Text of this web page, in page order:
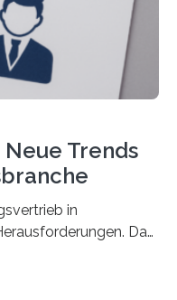
Trends
in
Das
Lukas Linnenbrink